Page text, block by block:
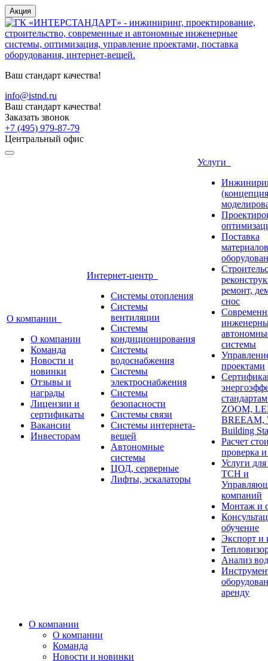
Акция
Ваш стандарт качества!
info@istnd.ru
Ваш стандарт качества!
Заказать звонок
+7 (495) 979-87-79
Центральный офис
О компании
О компании
Команда
Новости и
новинки
Отзывы и
награды
Лицензии и
сертификаты
Вакансии
Инвесторам
Интернет-центр
Системы отопления
Системы
вентиляции
Системы
кондиционирования
Системы
водоснабжения
Системы
электроснабжения
Системы
безопасности
Системы связи
Системы интернета-
вещей
Автономные
системы
ЦОД, серверные
Лифты, эскалаторы
Услуги
Поставка
ремонт,
снос
системы
проектами
ZOOM,
BREEAM,
Building
Расчет
проверка
Услуги
ТСН и
компаний
Монтаж и
обучение
Экспорт и
Анализ
аренду
О компании
О компании
Команда
Новости и новинки